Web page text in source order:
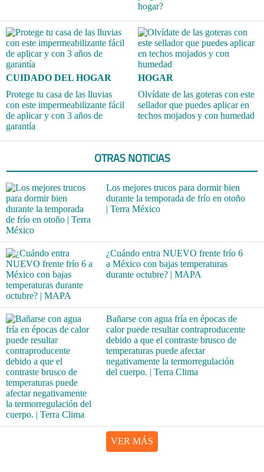
hogar?
CUIDADO DEL HOGAR
Protege tu casa de las lluvias
con este impermeabilizante fácil
de aplicar y con 3 años de
garantía
HOGAR
Olvídate de las goteras con este
sellador que puedes aplicar en
techos mojados y con humedad
OTRAS NOTICIAS
Los mejores trucos para dormir bien
durante la temporada de frío en otoño
| Terra México
¿Cuándo entra NUEVO frente frío 6
a México con bajas temperaturas
durante octubre? | MAPA
Bañarse con agua fría en épocas de
calor puede resultar contraproducente
debido a que el contraste brusco de
temperaturas puede afectar
negativamente la termorregulación
del cuerpo. | Terra Clima
VER MÁS